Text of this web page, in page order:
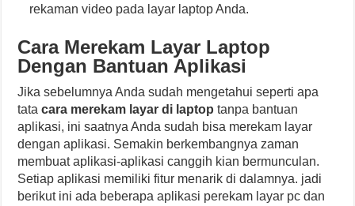
rekaman video pada layar laptop Anda.
Cara Merekam Layar Laptop
Dengan Bantuan Aplikasi
Jika sebelumnya Anda sudah mengetahui seperti apa
tatacara merekam layar di laptoptanpa bantuan
aplikasi, ini saatnya Anda sudah bisa merekam layar
dengan aplikasi. Semakin berkembangnya zaman
membuat aplikasi-aplikasi canggih kian bermunculan.
Setiap aplikasi memiliki fitur menarik di dalamnya. jadi
berikut ini ada beberapa aplikasi perekam layar pc dan